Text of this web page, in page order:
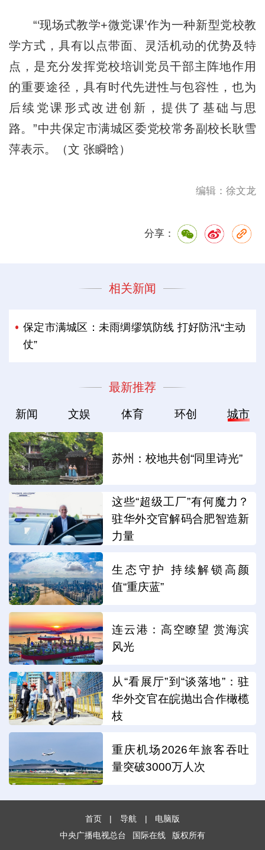
“‘现场式教学+微党课’作为一种新型党校教
学方式，具有以点带面、灵活机动的优势及特
点，是充分发挥党校培训党员干部主阵地作用
的重要途径，具有时代先进性与包容性，也为
后续党课形式改进创新，提供了基础与思
路。”中共保定市满城区委党校常务副校长耿雪
萍表示。（文 张瞬晗）
编辑：徐文龙
分享：
相关新闻
保定市满城区：未雨绸缪筑防线 打好防汛“主动
仗”
最新推荐
新闻 文娱 体育 环创 城市
苏州：校地共创“同里诗光”
这些“超级工厂”有何魔力？
驻华外交官解码合肥智造新
力量
生态守护 持续解锁高颜
值“重庆蓝”
连云港：高空瞭望 赏海滨
风光
从“看展厅”到“谈落地”：驻
华外交官在皖抛出合作橄榄
枝
重庆机场2026年旅客吞吐
量突破3000万人次
首页 | 导航 |
电脑版
中央广播电视总台
国际在线 版权所有